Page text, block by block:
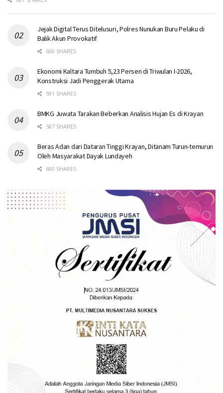
Jejak Digital Terus Ditelusuri, Polres Nunukan Buru Pelaku di
Balik Akun Provokatif
600 SHARES
Ekonomi Kaltara Tumbuh 5,23 Persen di Triwulan I-2026,
Konstruksi Jadi Penggerak Utama
591 SHARES
BMKG Juwata Tarakan Beberkan Analisis Hujan Es di Krayan
587 SHARES
Beras Adan dari Dataran Tinggi Krayan, Ditanam Turun-temurun
Oleh Masyarakat Dayak Lundayeh
600 SHARES